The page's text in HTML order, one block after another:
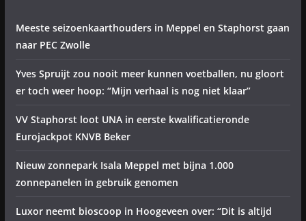
Meeste seizoenkaarthouders in Meppel en Staphorst gaan
naar PEC Zwolle
Yves Spruijt zou nooit meer kunnen voetballen, nu gloort
er toch weer hoop: “Mijn verhaal is nog niet klaar”
VV Staphorst loot UNA in eerste kwalificatieronde
Eurojackpot KNVB Beker
Nieuw zonnepark Isala Meppel met bijna 1.000
zonnepanelen in gebruik genomen
Luxor neemt bioscoop in Hoogeveen over: “Dit is altijd